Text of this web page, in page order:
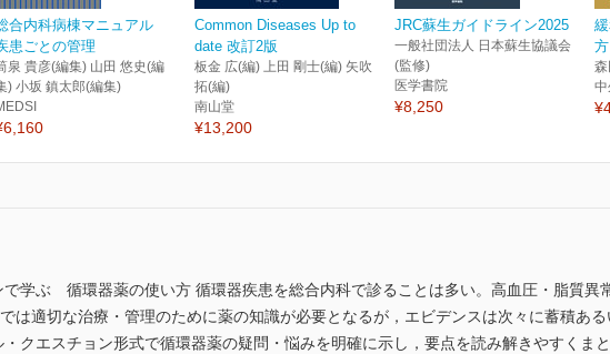
合内科病棟マニュアル
患ごとの管理
泉 貴彦(編集) 山田 悠史(編
) 小坂 鎮太郎(編集)
Common Diseases Up to
date 改訂2版
板金 広(編) 上田 剛士(編) 矢吹
拓(編)
南山堂
¥13,200
JRC蘇生ガイドライン2025
一般社団法人 日本蘇生協議会
(監修)
医学書院
¥8,250
中
学ぶ 循環器薬の使い方 循環器疾患を総合内科で診ることは多い。高血圧・脂質異
は適切な治療・管理のために薬の知識が必要となるが，エビデンスは次々に蓄積あ
クエスチョン形式で循環器薬の疑問・悩みを明確に示し，要点を読み解きやすくまと